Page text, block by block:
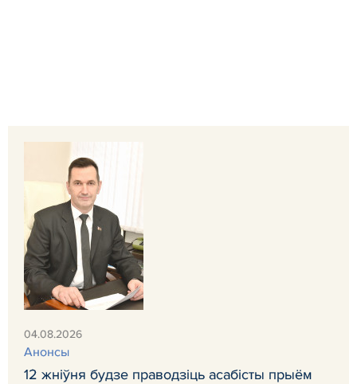
04.08.2026
Анонсы
12 жніўня будзе праводзіць асабісты прыём